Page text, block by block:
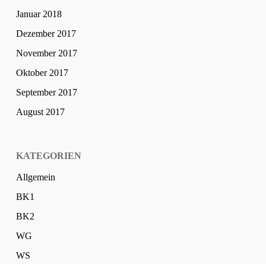
Januar 2018
Dezember 2017
November 2017
Oktober 2017
September 2017
August 2017
KATEGORIEN
Allgemein
BK1
BK2
WG
WS